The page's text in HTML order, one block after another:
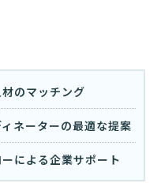
のマッチング
ネーターの最適な提案
による企業サポート